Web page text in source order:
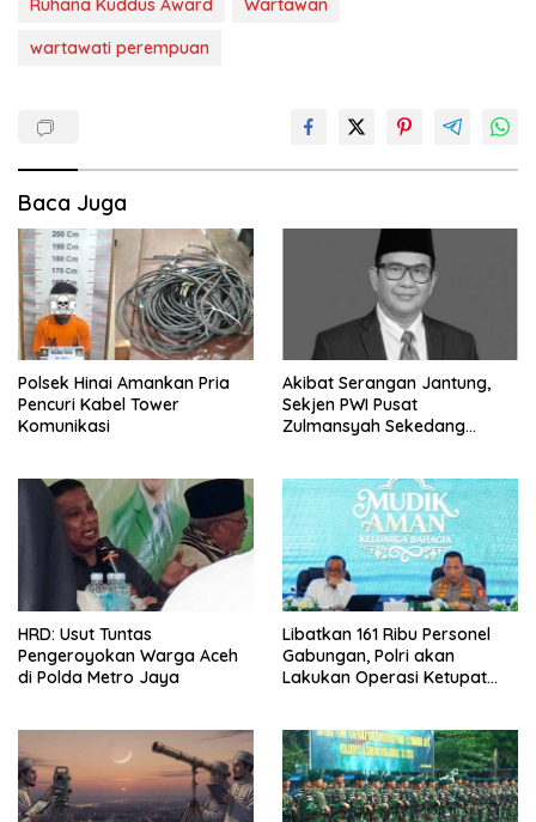
Ruhana Kuddus Award
Wartawan
wartawati perempuan
Baca Juga
Polsek Hinai Amankan Pria
Pencuri Kabel Tower
Komunikasi
Akibat Serangan Jantung,
Sekjen PWI Pusat
Zulmansyah Sekedang
HRD: Usut Tuntas
Pengeroyokan Warga Aceh
di Polda Metro Jaya
Libatkan 161 Ribu Personel
Gabungan, Polri akan
Lakukan Operasi Ketupat